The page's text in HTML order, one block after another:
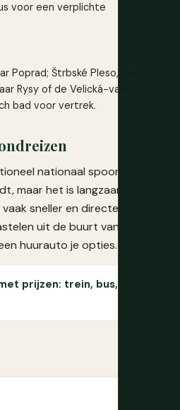
voor een verplichte
Poprad; Štrbské Pleso, een
Rysy of de Velická-vallei, Ždiar
bad voor vertrek.
nationaal spoorwegnet
maar het is langzaam; bussen
sneller en directer. Voor
uit de buurt van de
huurauto je opties.
prijzen: trein, bus,